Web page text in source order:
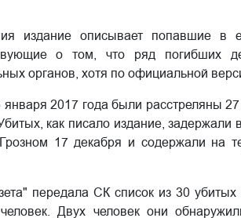
издание описывает попавшие в
о том, что ряд погибших
органов, хотя по официальной
2017 года были расстреляны
как писало издание,
17 декабря и содержали на
передала СК список из 30
человек. Двух человек они